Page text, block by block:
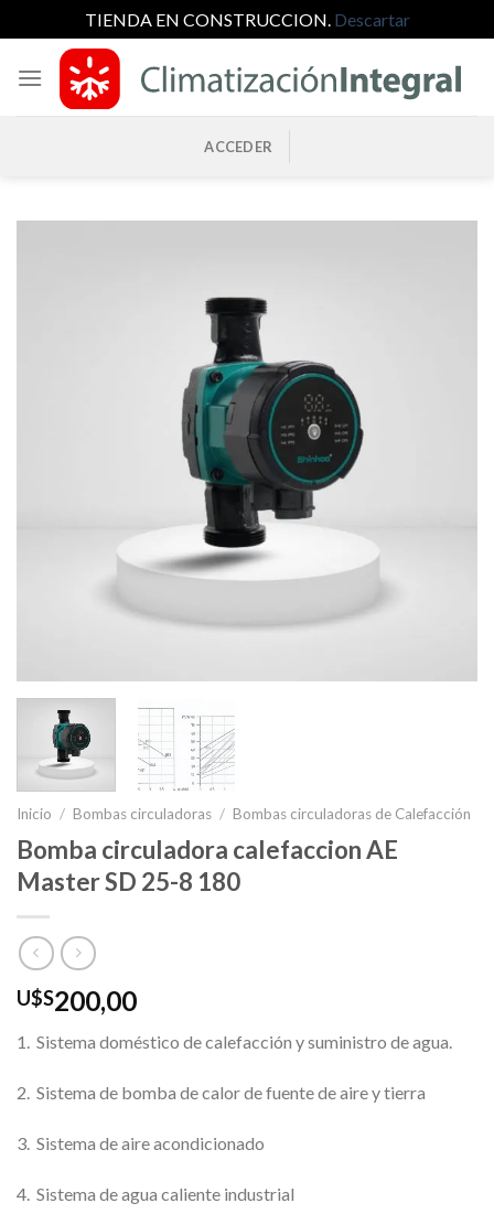
TIENDA EN CONSTRUCCION. Descartar
contenido
ACCEDER
Inicio / Bombas circuladoras / Bombas circuladoras de Calefacción
Bomba circuladora calefaccion AE
Master SD 25-8 180
U$S200,00
1. Sistema doméstico de calefacción y suministro de agua.
2. Sistema de bomba de calor de fuente de aire y tierra
3. Sistema de aire acondicionado
4. Sistema de agua caliente industrial